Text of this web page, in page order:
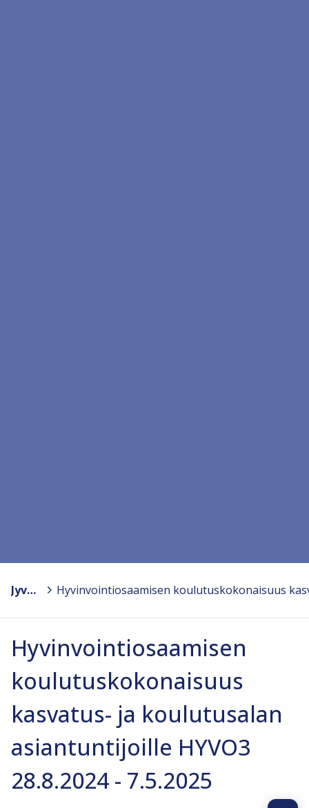
Jyväskylän kesäyliopisto
Hyvinvointiosaamisen
koulutuskokonaisuus
kasvatus- ja koulutusalan
asiantuntijoille HYVO3
28.8.2024 - 7.5.2025